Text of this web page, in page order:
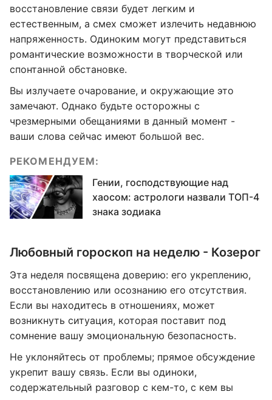
восстановление связи будет легким и
естественным, а смех сможет излечить недавнюю
напряженность. Одиноким могут представиться
романтические возможности в творческой или
спонтанной обстановке.
Вы излучаете очарование, и окружающие это
замечают. Однако будьте осторожны с
чрезмерными обещаниями в данный момент -
ваши слова сейчас имеют большой вес.
РЕКОМЕНДУЕМ:
Гении, господствующие над
хаосом: астрологи назвали ТОП-4
знака зодиака
Любовный гороскоп на неделю - Козерог
Эта неделя посвящена доверию: его укреплению,
восстановлению или осознанию его отсутствия.
Если вы находитесь в отношениях, может
возникнуть ситуация, которая поставит под
сомнение вашу эмоциональную безопасность.
Не уклоняйтесь от проблемы; прямое обсуждение
укрепит вашу связь. Если вы одиноки,
содержательный разговор с кем-то, с кем вы